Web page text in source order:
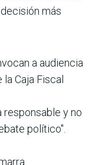
más
a audiencia
Caja Fiscal
responsable y no
político".